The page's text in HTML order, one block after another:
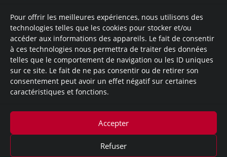
Pour offrir les meilleures expériences, nous utilisons des
technologies telles que les cookies pour stocker et/ou
accéder aux informations des appareils. Le fait de consentir
à ces technologies nous permettra de traiter des données
telles que le comportement de navigation ou les ID uniques
sur ce site. Le fait de ne pas consentir ou de retirer son
consentement peut avoir un effet négatif sur certaines
caractéristiques et fonctions.
Accepter
Refuser
No Data.
~Apparition dans ces documents: